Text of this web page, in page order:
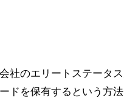
社のエリートステータ
ドを保有するという方